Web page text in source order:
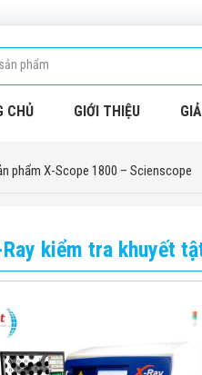
CHỦ GIỚI THIỆU
phẩm X-Scope 1800 – Scienscope
Ray kiểm tra khuyết